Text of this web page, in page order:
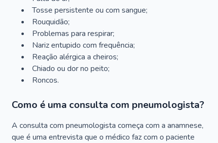
Tosse persistente ou com sangue;
Rouquidão;
Problemas para respirar;
Nariz entupido com frequência;
Reação alérgica a cheiros;
Chiado ou dor no peito;
Roncos.
Como é uma consulta com pneumologista?
A consulta com pneumologista começa com a anamnese,
que é uma entrevista que o médico faz com o paciente